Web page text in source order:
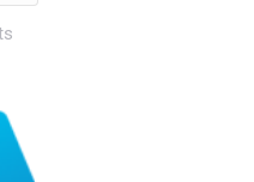
récent
au